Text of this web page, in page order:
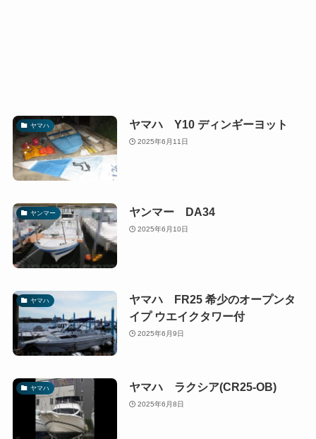
ヤマハ ヤマハ Y10 ディンギーヨット
2025年6月11日
ヤンマー ヤンマー DA34
2025年6月10日
ヤマハ
ヤマハ FR25 希少のオープンタ
イプ ウエイクタワー付
2025年6月9日
ヤマハ ヤマハ ラクシア(CR25-OB)
2025年6月8日